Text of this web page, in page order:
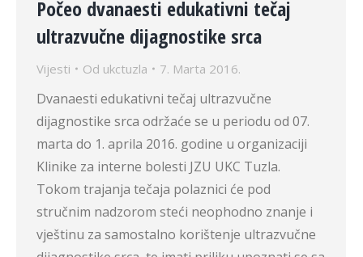
Počeo dvanaesti edukativni tečaj
ultrazvučne dijagnostike srca
Vijesti Od ukctuzla 7. Marta 2016.
Dvanaesti edukativni tečaj ultrazvučne
dijagnostike srca održaće se u periodu od 07.
marta do 1. aprila 2016. godine u organizaciji
Klinike za interne bolesti JZU UKC Tuzla.
Tokom trajanja tečaja polaznici će pod
stručnim nadzorom steći neophodno znanje i
vještinu za samostalno korištenje ultrazvučne